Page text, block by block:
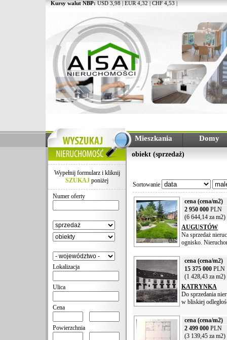
Kursy walut NBP:USD 3,98 | EUR 4,32 | CHF 4,53 |
Mieszkania Domy
Wypełnij formularz i kliknij
SZUKAJ poniżej
Numer oferty
Lokalizacja
Ulica
Cena
Powierzchnia
obiekt (sprzedaż)
Sortowanie
cena (cena/m2)
2 950 000 PLN
(6 644,14 za m2)
AUGUSTÓW
Na sprzedaż
ognisko.
cena (cena/m2)
15 375 000 PLN
(1 428,43 za m2)
KATRYNKA
Do sprzedania
w bliskiej
cena (cena/m2)
2 499 000 PLN
(3 139,45 za m2)